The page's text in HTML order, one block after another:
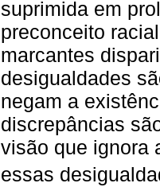
suprimida em
preconceito
marcantes
desigualdades
negam a
discrepâncias
visão que ignora
essas